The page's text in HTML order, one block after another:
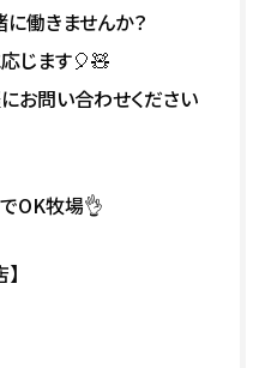
働きませんか？
じます🎈🧸
お問い合わせください
OK牧場👌